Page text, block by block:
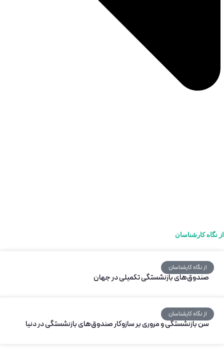
از نگاه کارشناسان
از نگاه کارشناسان
صندوق‌های بازنشستگی تکمیلی در جهان
از نگاه کارشناسان
سن بازنشستگی و مروری بر سازوکار صندوق‌های بازنشستگی در دنیا